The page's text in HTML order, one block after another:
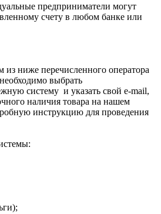
предприниматели могут
счету в любом банке или
из ниже перечисленного оператора
выбрать
систему и указать свой e-mail,
наличия товара на нашем
инструкцию для проведения